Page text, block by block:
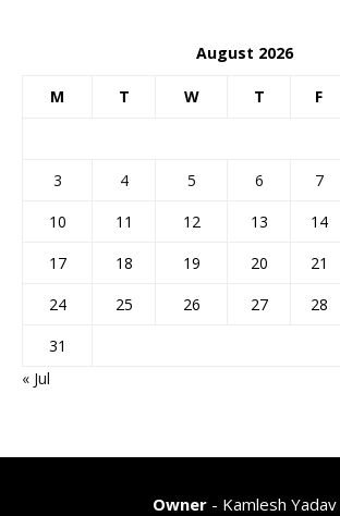
August 2026
M T W T F
3
4 5 6 7
10
11 12 13 14
17
18 19 20 21
24
25 26 27 28
31
« Jul
Owner- Kamlesh Yadav